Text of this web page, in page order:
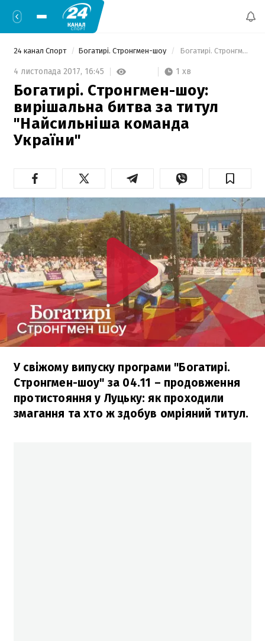
24 канал Спорт Богатирі. Стронгмен-шоу Богатирі. Стронгмен-шоу: вирішальна битва за титул "Найсильніша команда України"
4 листопада 2017, 16:45 1 хв
Богатирі. Стронгмен-шоу:
вирішальна битва за титул
"Найсильніша команда
України"
У свіжому випуску програми "Богатирі.
Стронгмен-шоу" за 04.11 – продовження
протистояння у Луцьку: як проходили
змагання та хто ж здобув омріяний титул.